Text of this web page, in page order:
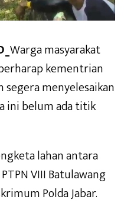
Warga masyarakat
kementrian
menyelesaikan
ini belum ada titik
lahan antara
VIII Batulawang
Polda Jabar.